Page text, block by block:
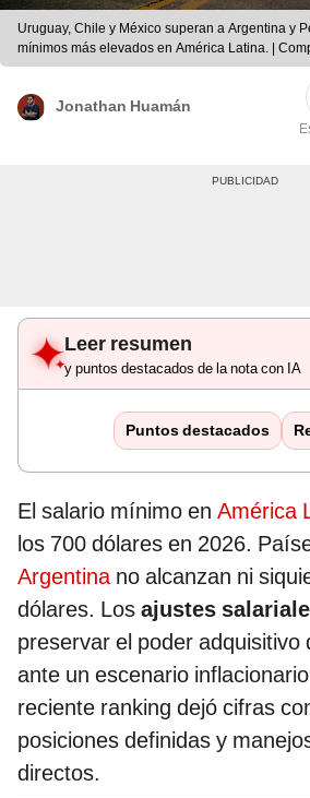
Uruguay, Chile y México superan a Argentina y
mínimos más elevados en América Latina. |
Jonathan Huamán
Leer resumen
y puntos destacados de la nota con IA
Puntos destacados
El salario mínimo en América
los 700 dólares en 2026.
Argentinano alcanzan ni
dólares. Los ajustes
preservar el poder adquisitivo
ante un escenario
reciente ranking dejó cifras
posiciones definidas y
directos.